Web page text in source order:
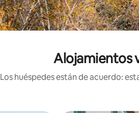
Alojamientos
Los huéspedes están de acuerdo: